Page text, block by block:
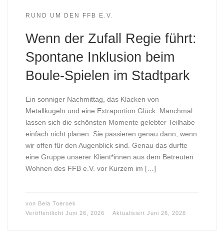
RUND UM DEN FFB E.V.
Wenn der Zufall Regie führt:
Spontane Inklusion beim
Boule-Spielen im Stadtpark
Ein sonniger Nachmittag, das Klacken von
Metallkugeln und eine Extraportion Glück: Manchmal
lassen sich die schönsten Momente gelebter Teilhabe
einfach nicht planen. Sie passieren genau dann, wenn
wir offen für den Augenblick sind. Genau das durfte
eine Gruppe unserer Klient*innen aus dem Betreuten
Wohnen des FFB e.V. vor Kurzem im […]
von Bela Toeroek
Veröffentlicht Juni 26, 2026 Aktualisiert Juni 26, 2026